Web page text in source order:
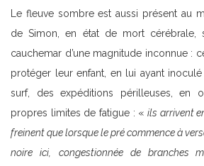
Le fleuve sombre est aussi présent au
de Simon, en état de mort cérébrale,
cauchemar d’une magnitude inconnue :
protéger leur enfant, en lui ayant
surf, des expéditions périlleuses, en
propres limites de fatigue : « ils arrivent
freinent que lorsque le pré commence à
noire ici,
congestionnée de branches